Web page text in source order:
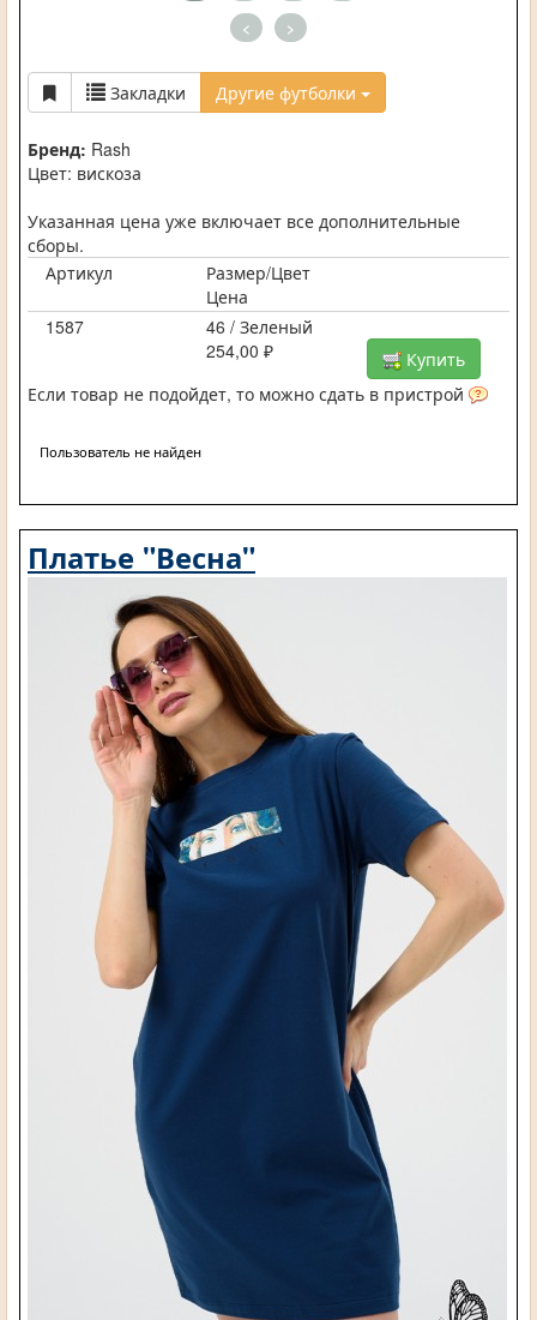
< >
Закладки Другие футболки
Бренд: Rash
Цвет: вискоза
Указанная цена уже включает все дополнительные
сборы.
Артикул
Размер/Цвет
Цена
1587
46 / Зеленый
254,00 ₽
Купить
Если товар не подойдет, то можно сдать в пристрой
Пользователь не найден
Платье "Весна"